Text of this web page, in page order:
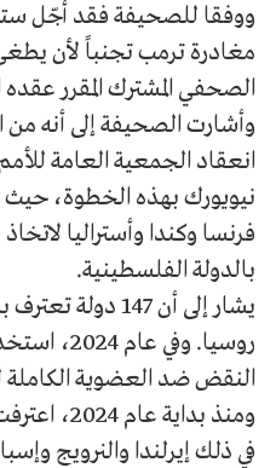
ووفقا للصحيفة فقد أجّل
مغادرة ترمب تجنباً لأن يطغى
الصحفي المشترك المقرر
وأشارت الصحيفة إلى أنه من
انعقاد الجمعية العامة للأمم
نيويورك بهذه الخطوة،
فرنسا وكندا وأستراليا
بالدولة الفلسطينية.
يشار إلى أن 147
روسيا. وفي
النقض ضد العضوية الكاملة
ومنذ
في ذلك إيرلندا والنرويج